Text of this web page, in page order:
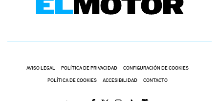
AVISO LEGAL POLÍTICA DE PRIVACIDAD CONFIGURACIÓN DE COOKIES
POLÍTICA DE COOKIES ACCESIBILIDAD CONTACTO